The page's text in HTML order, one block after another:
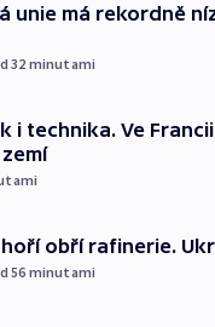
unie má rekordně
32 minutami
i technika. Ve
hoří obří rafinerie.
56 minutami